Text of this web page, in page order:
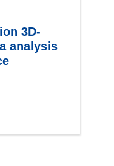
3D-
analysis